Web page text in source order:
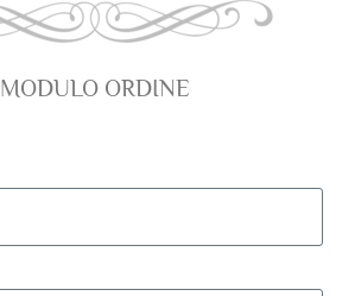
MODULO ORDINE